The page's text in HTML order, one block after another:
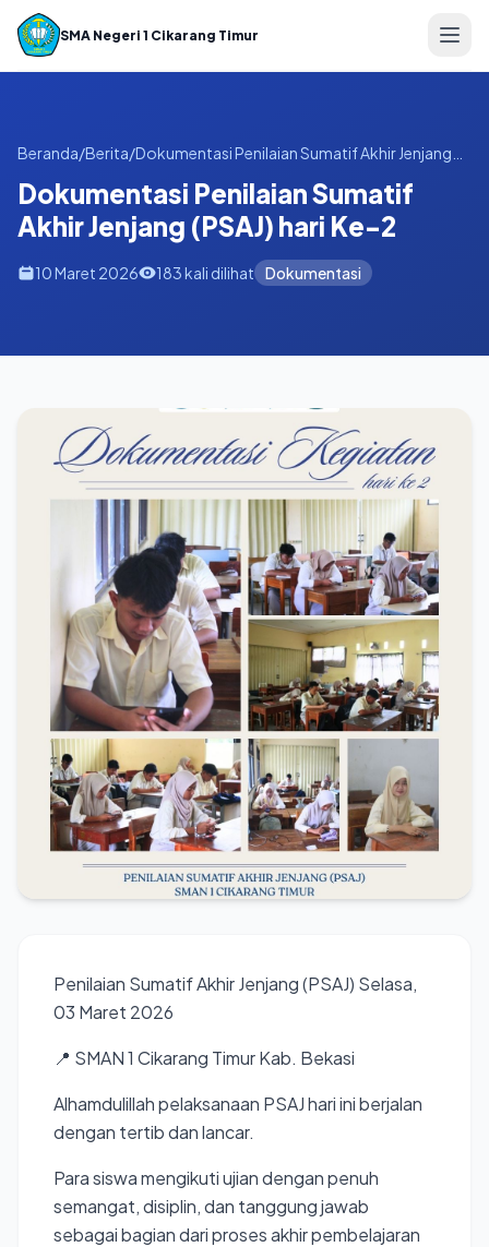
SMA Negeri 1 Cikarang Timur
👤 Profil Sekolah
📚 Akademik
👨‍🏫 Tenaga Pendidik
🏆 Ekstrakurikuler
💬 Hubungi via WhatsApp
Beranda/Berita/Dokumentasi Penilaian Sumatif Akhir Jenjang
Dokumentasi Penilaian Sumatif
Akhir Jenjang (PSAJ) hari Ke-2
10 Maret 2026 183 kali dilihat Dokumentasi
Penilaian Sumatif Akhir Jenjang (PSAJ) Selasa,
03 Maret 2026
📍 SMAN 1 Cikarang Timur Kab. Bekasi
Alhamdulillah pelaksanaan PSAJ hari ini berjalan
dengan tertib dan lancar.
Para siswa mengikuti ujian dengan penuh
semangat, disiplin, dan tanggung jawab
sebagai bagian dari proses akhir pembelajaran